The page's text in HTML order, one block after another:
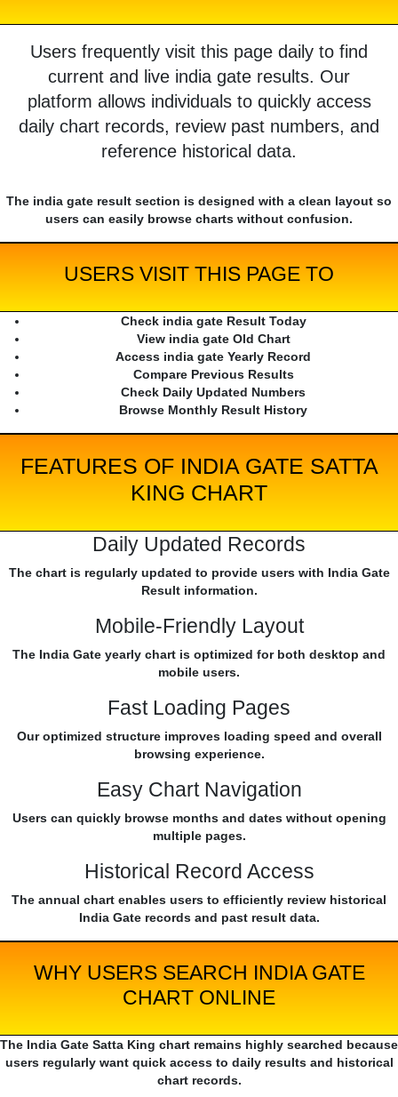
Users frequently visit this page daily to find
current and live india gate results. Our
platform allows individuals to quickly access
daily chart records, review past numbers, and
reference historical data.
The india gate result section is designed with a clean layout so
users can easily browse charts without confusion.
USERS VISIT THIS PAGE TO
Check india gate Result Today
View india gate Old Chart
Access india gate Yearly Record
Compare Previous Results
Check Daily Updated Numbers
Browse Monthly Result History
FEATURES OF INDIA GATE SATTA
KING CHART
Daily Updated Records
The chart is regularly updated to provide users with India Gate
Result information.
Mobile-Friendly Layout
The India Gate yearly chart is optimized for both desktop and
mobile users.
Fast Loading Pages
Our optimized structure improves loading speed and overall
browsing experience.
Easy Chart Navigation
Users can quickly browse months and dates without opening
multiple pages.
Historical Record Access
The annual chart enables users to efficiently review historical
India Gate records and past result data.
WHY USERS SEARCH INDIA GATE
CHART ONLINE
The India Gate Satta King chart remains highly searched because
users regularly want quick access to daily results and historical
chart records.